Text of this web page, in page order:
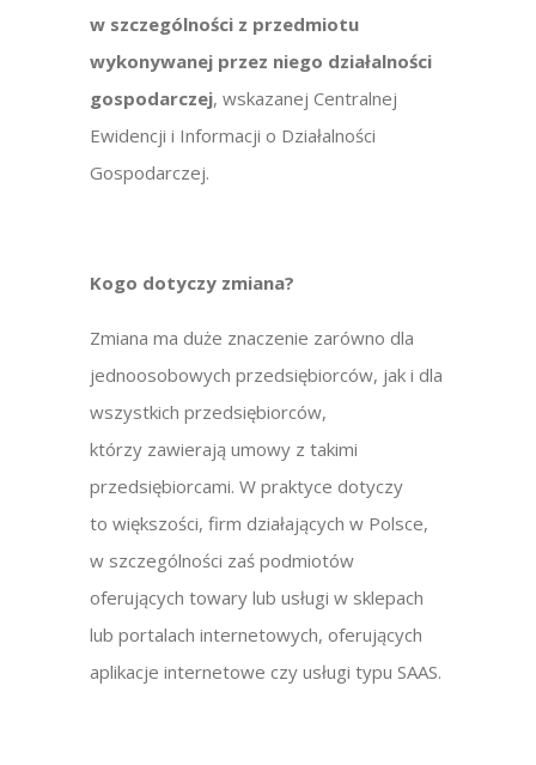
w szczególności z przedmiotu
wykonywanej przez niego działalności
gospodarczej, wskazanej Centralnej
Ewidencji i Informacji o Działalności
Gospodarczej.
Kogo dotyczy zmiana?
Zmiana ma duże znaczenie zarówno dla
jednoosobowych przedsiębiorców, jak i dla
wszystkich przedsiębiorców,
którzy zawierają umowy z takimi
przedsiębiorcami. W praktyce dotyczy
to większości, firm działających w Polsce,
w szczególności zaś podmiotów
oferujących towary lub usługi w sklepach
lub portalach internetowych, oferujących
aplikacje internetowe czy usługi typu SAAS.